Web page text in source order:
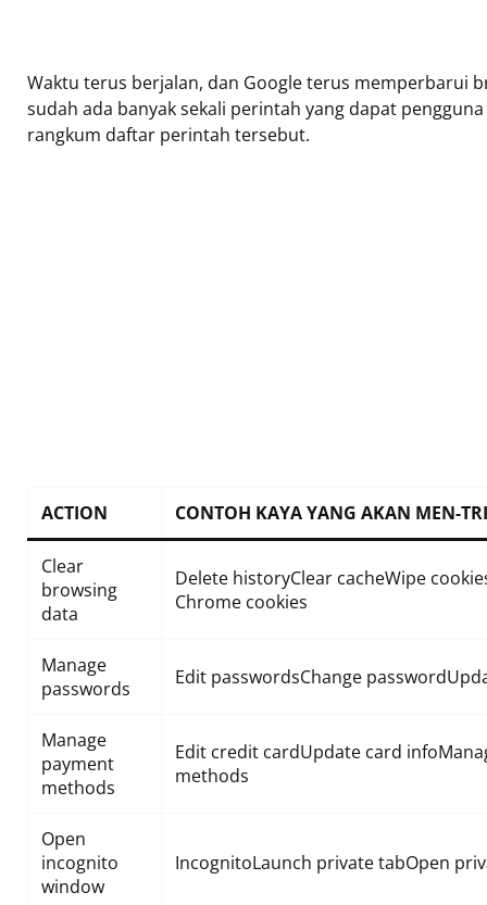
Waktu terus berjalan, dan Google terus memperbarui
sudah ada banyak sekali perintah yang dapat
rangkum daftar perintah tersebut.
ACTION CONTOH KAYA YANG AKAN MEN-
Clear
browsing
data
Delete historyClear cacheWipe
Chrome cookies
Manage
passwords
Edit passwordsChange
Manage
payment
methods
Edit credit cardUpdate card
methods
Open
incognito
window
IncognitoLaunch private tabOpen